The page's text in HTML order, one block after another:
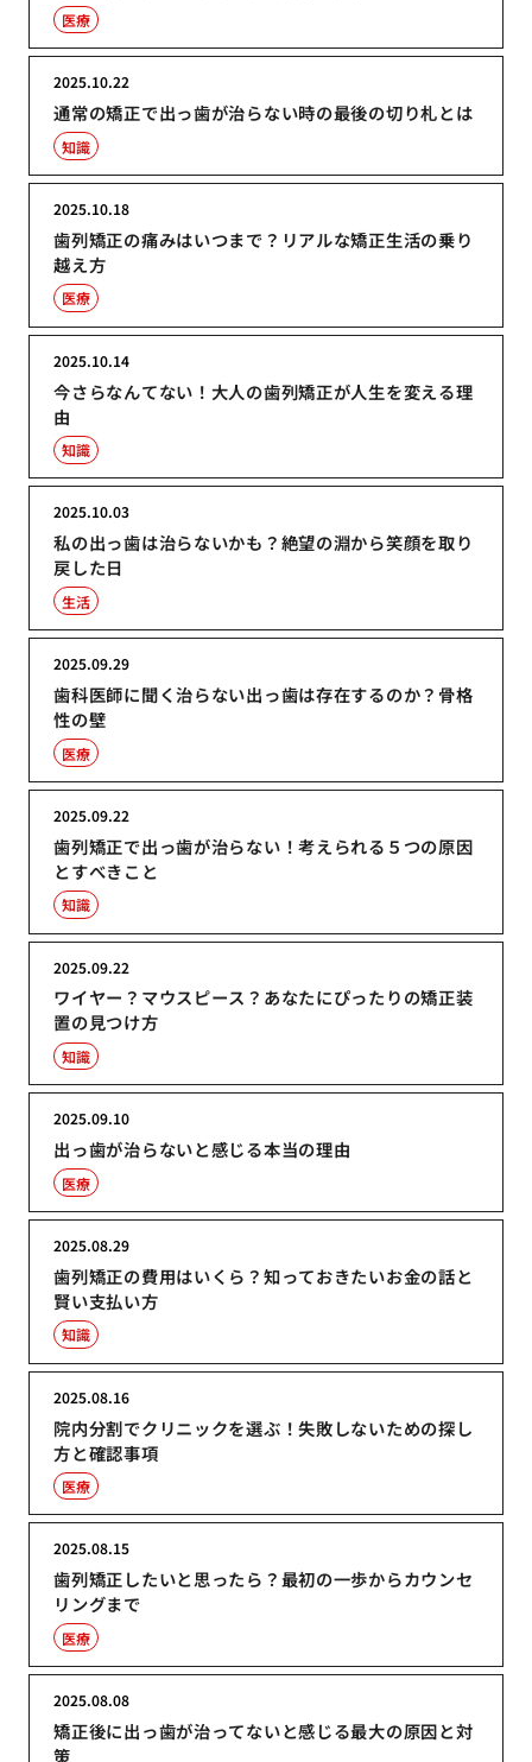
医療
通常の矯正で出っ歯が治らない時の最後の切り札とは
2025.10.22
知識
歯列矯正の痛みはいつまで？リアルな矯正生活の乗り
越え方
2025.10.18
医療
今さらなんてない！大人の歯列矯正が人生を変える理
由
2025.10.14
知識
私の出っ歯は治らないかも？絶望の淵から笑顔を取り
戻した日
2025.10.03
生活
歯科医師に聞く治らない出っ歯は存在するのか？骨格
性の壁
2025.09.29
医療
歯列矯正で出っ歯が治らない！考えられる５つの原因
とすべきこと
2025.09.22
知識
ワイヤー？マウスピース？あなたにぴったりの矯正装
置の見つけ方
2025.09.22
知識
出っ歯が治らないと感じる本当の理由
2025.09.10
医療
歯列矯正の費用はいくら？知っておきたいお金の話と
賢い支払い方
2025.08.29
知識
院内分割でクリニックを選ぶ！失敗しないための探し
方と確認事項
2025.08.16
医療
歯列矯正したいと思ったら？最初の一歩からカウンセ
リングまで
2025.08.15
医療
矯正後に出っ歯が治ってないと感じる最大の原因と対
策
2025.08.08